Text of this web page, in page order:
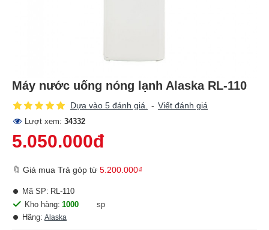
Máy nước uống nóng lạnh Alaska RL-110
Dựa vào 5 đánh giá. - Viết đánh giá
Lượt xem: 34332
5.050.000đ
🔖 Giá mua Trả góp từ 5.200.000₫
Kho hàng: 1000
sp
Hãng: Alaska
Mã SP: RL-110